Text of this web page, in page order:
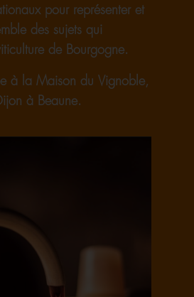
pour représenter et
des sujets qui
de Bourgogne.
à la Maison du Vignoble,
à Beaune.